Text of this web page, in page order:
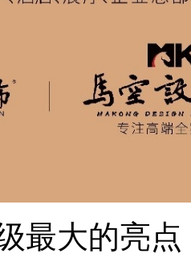
最大的亮